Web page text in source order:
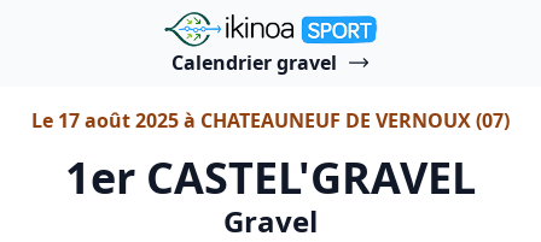
"Ikinoa Sport"
Calendrier gravel
Le 17 août 2025 à CHATEAUNEUF DE VERNOUX (07)
1er CASTEL'GRAVEL
Gravel